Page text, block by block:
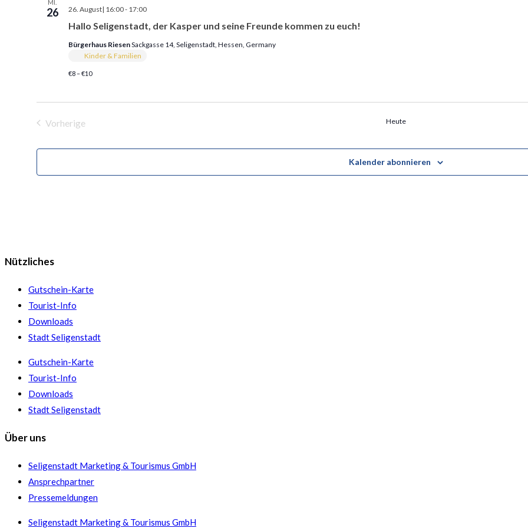
MI.
26
Hallo Seligenstadt, der Kasper und seine Freunde kommen zu euch!
26. August| 16:00- 17:00
Bürgerhaus RiesenSackgasse 14, Seligenstadt, Hessen, Germany
Kinder & Familien
€8 – €10
Vorherige
Heute
Kalender abonnieren
Nützliches
Gutschein-Karte
Tourist-Info
Downloads
Stadt Seligenstadt
Gutschein-Karte
Tourist-Info
Downloads
Stadt Seligenstadt
Über uns
Seligenstadt Marketing & Tourismus GmbH
Ansprechpartner
Pressemeldungen
Seligenstadt Marketing & Tourismus GmbH